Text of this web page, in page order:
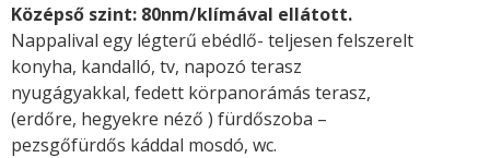
Középső szint: 80nm/klímával ellátott.
Nappalival egy légterű ebédlő- teljesen felszerelt
konyha, kandalló, tv, napozó terasz
nyugágyakkal, fedett körpanorámás terasz,
(erdőre, hegyekre néző ) fürdőszoba –
pezsgőfürdős káddal mosdó, wc.